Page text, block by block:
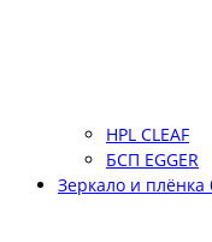
HPL CLEAF
БСП EGGER
Зеркало и плёнка